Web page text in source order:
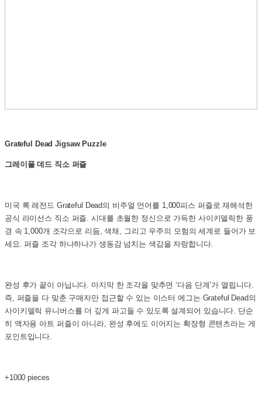
Grateful Dead Jigsaw Puzzle
그레이풀 데드 직소 퍼즐
미국 록 레전드 Grateful Dead의 비주얼 언어를 1,000피스 퍼즐로 재해석한
공식 라이선스 직소 퍼즐. 시대를 초월한 정신으로 가득한 사이키델릭한 풍
경 속 1,000개 조각으로 리듬, 색채, 그리고 우주의 모험의 세계로 들어가 보
세요. 퍼즐 조각 하나하나가 생동감 넘치는 색감을 자랑합니다.
완성 후가 끝이 아닙니다. 마지막 한 조각을 맞추면 ‘다음 단계’가 열립니다.
즉, 퍼즐을 다 맞춘 구매자만 접근할 수 있는 이스터 에그는 Grateful Dead의
사이키델릭 유니버스를 더 깊게 파고들 수 있도록 설계되어 있습니다. 단순
히 액자용 아트 퍼즐이 아니라, 완성 후에도 이어지는 확장형 콘텐츠라는 게
포인트입니다.
+1000 pieces